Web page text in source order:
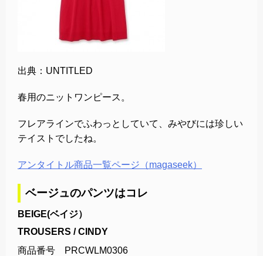
出典：UNTITLED
春用のニットワンピース。
フレアラインでふわっとしていて、みやびには珍しい
テイストでしたね。
アンタイトル商品一覧ページ（magaseek）
ベージュのパンツはコレ
BEIGE(ベイジ）
TROUSERS / CINDY
商品番号 PRCWLM0306